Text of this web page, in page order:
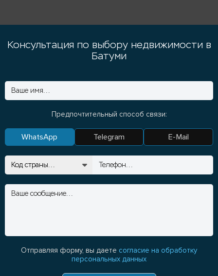
Консультация по выбору недвижимости в
Батуми
Предпочтительный способ связи:
WhatsApp Telegram E-Mail
Отправляя форму, вы даете согласие на обработку
персональных данных